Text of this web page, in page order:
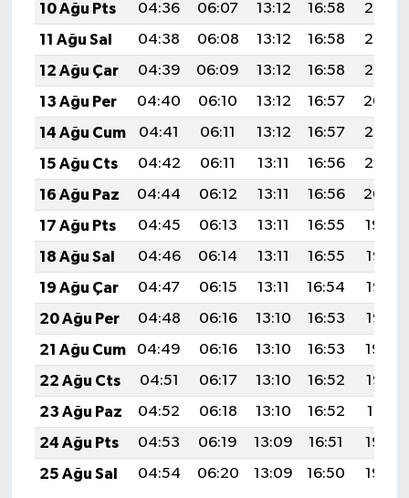
10 Ağu Pts
04:36 06:07 13:12 16:58
20:07
11 Ağu Sal
04:38 06:08 13:12 16:58
20:06
12 Ağu Çar
04:39 06:09 13:12 16:58
20:05
13 Ağu Per
04:40 06:10 13:12 16:57
20:04
14 Ağu Cum
04:41 06:11 13:12 16:57
20:03
15 Ağu Cts
04:42 06:11 13:11 16:56
20:02
16 Ağu Paz
04:44 06:12 13:11 16:56
20:00
17 Ağu Pts
04:45 06:13 13:11 16:55
19:59
18 Ağu Sal
04:46 06:14 13:11 16:55
19:58
19 Ağu Çar
04:47 06:15 13:11 16:54
19:56
20 Ağu Per
04:48 06:16 13:10 16:53
19:55
21 Ağu Cum
04:49 06:16 13:10 16:53
19:54
22 Ağu Cts
04:51 06:17 13:10 16:52
19:53
23 Ağu Paz
04:52 06:18 13:10 16:52
19:51
24 Ağu Pts
04:53 06:19 13:09 16:51
19:50
25 Ağu Sal
04:54 06:20 13:09 16:50 19:49